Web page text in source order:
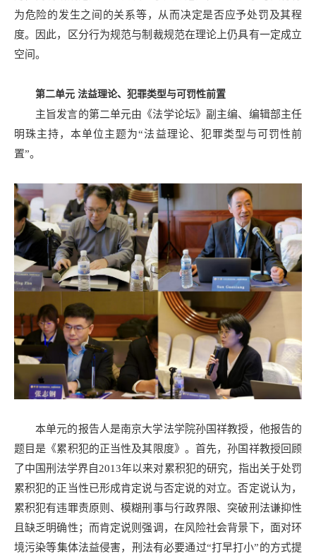
为危险的发生之间的关系等，从而决定是否应予处罚及其程
度。因此，区分行为规范与制裁规范在理论上仍具有一定成立
空间。
第二单元 法益理论、犯罪类型与可罚性前置
主旨发言的第二单元由《法学论坛》副主编、编辑部主任
明珠主持，本单位主题为“法益理论、犯罪类型与可罚性前
置”。
本单元的报告人是南京大学法学院孙国祥教授，他报告的
题目是《累积犯的正当性及其限度》。首先，孙国祥教授回顾
了中国刑法学界自2013年以来对累积犯的研究，指出关于处罚
累积犯的正当性已形成肯定说与否定说的对立。否定说认为，
累积犯有违罪责原则、模糊刑事与行政界限、突破刑法谦抑性
且缺乏明确性；而肯定说则强调，在风险社会背景下，面对环
境污染等集体法益侵害，刑法有必要通过“打早打小”的方式提